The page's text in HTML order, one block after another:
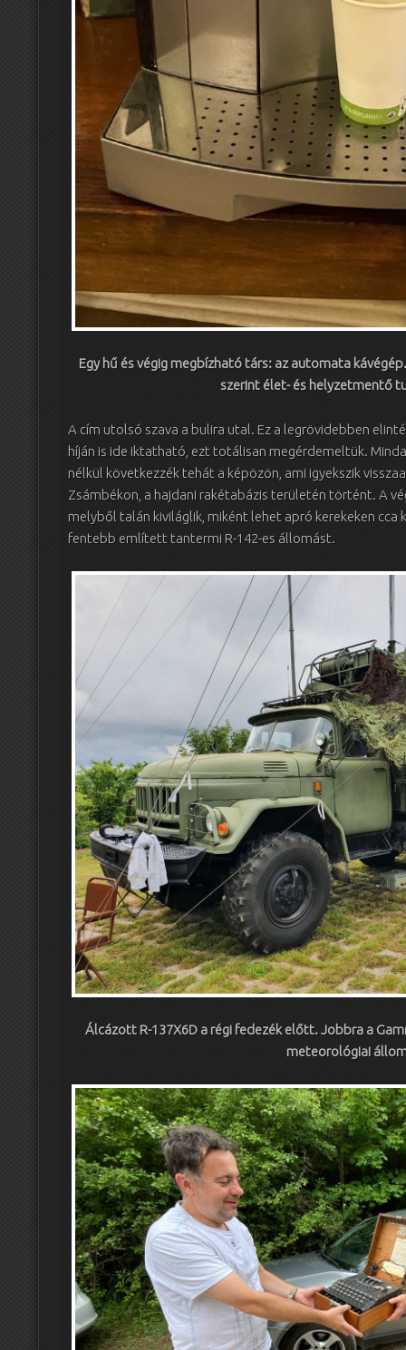
Egy hű és végig megbízható társ: az automata
szerint élet- és helyzetmentő
A cím utolsó szava a bulira utal. Ez a legrövidebben
híján is ide iktatható, ezt totálisan megérdemeltük.
nélkül következzék tehát a képözön, ami igyekszik
Zsámbékon, a hajdani rakétabázis területén történt. A
melyből talán kiviláglik, miként lehet apró kerekeken
fentebb említett tantermi R-142-es állomást.
Álcázott R-137X6D a régi fedezék előtt. Jobbra a
meteorológiai